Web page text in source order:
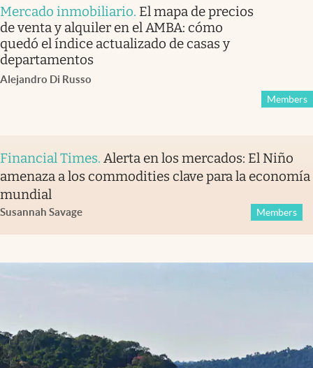
Mercado inmobiliario. El mapa de precios
de venta y alquiler en el AMBA: cómo
quedó el índice actualizado de casas y
departamentos
Alejandro Di Russo
Members
Financial Times. Alerta en los mercados: El Niño
amenaza a los commodities clave para la economía
mundial
Susannah Savage Members